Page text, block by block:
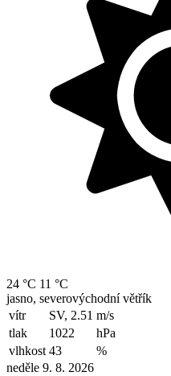
24 °C 11 °C
jasno, severovýchodní větřík
vítr
SV, 2.51 m/s
tlak
1022
hPa
vlhkost 43
%
neděle 9. 8. 2026